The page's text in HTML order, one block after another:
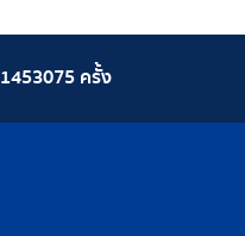
1453075 ครั้ง